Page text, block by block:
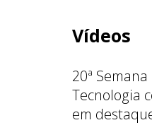
Vídeos
20ª
Tecnologia
em